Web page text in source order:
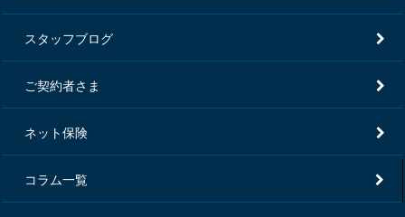
スタッフブログ
ご契約者さま
ネット保険
コラム一覧